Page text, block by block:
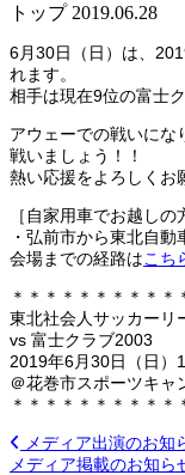
トップ 2019.06.28
6月30日（日）は、
れます。
相手は現在9位の富士
アウェーでの戦いにな
戦いましょう！！
熱い応援をよろしくお
［自家用車でお越しの
・弘前市から東北自
会場までの経路はこち
＊＊＊＊＊＊＊＊＊＊
東北社会人サッカーリ
vs 富士クラブ2003
2019年6月30日（日）
＠花巻市スポーツキャ
＊＊＊＊＊＊＊＊＊＊
メディア出演のお知
メディア掲載のお知ら